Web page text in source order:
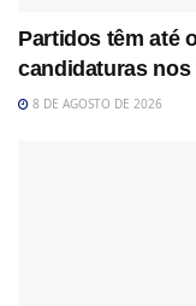
Partidos têm até
candidaturas
8 DE AGOSTO DE 2026